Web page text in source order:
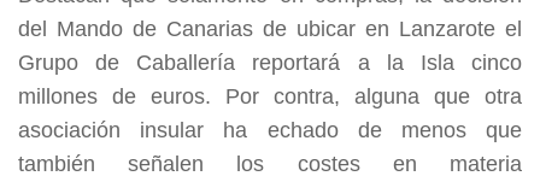
del Mando de Canarias de ubicar en Lanzarote el
Grupo de Caballería reportará a la Isla cinco
millones de euros. Por contra, alguna que otra
asociación insular ha echado de menos que
también señalen los costes en materia